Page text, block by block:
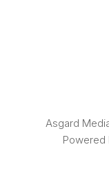
Asgard
Powered